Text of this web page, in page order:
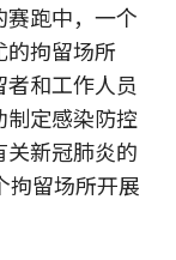
跑中，一个
的拘留场所
和工作人员
定感染防控
新冠肺炎的
拘留场所开展